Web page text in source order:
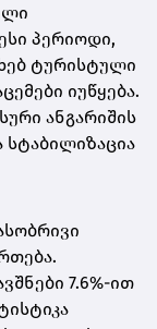
პერიოდი,
ტურისტული
იუწყება.
ანგარიშის
სტაბილიზაცია
7.6%-ით